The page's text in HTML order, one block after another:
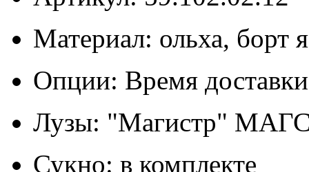
Материал: ольха, борт
Опции: Время
Лузы: "Магистр" МАГС
Сукно: в комплекте